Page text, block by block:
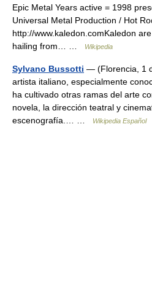
Epic Metal Years active = 1998
Universal Metal Production / Hot
http://www.kaledon.comKaledon
hailing from… …
Wikipedia
Sylvano Bussotti — (Florencia, 1
artista italiano, especialmente
ha cultivado otras ramas del arte
novela, la dirección teatral y
escenografía.… …
Wikipedia Español